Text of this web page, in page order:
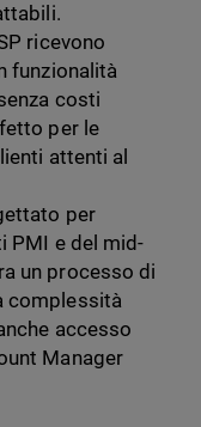
ricevono
funzionalità
costi
per le
attenti al
per
PMI e del mid-
un processo di
complessità
accesso
Manager